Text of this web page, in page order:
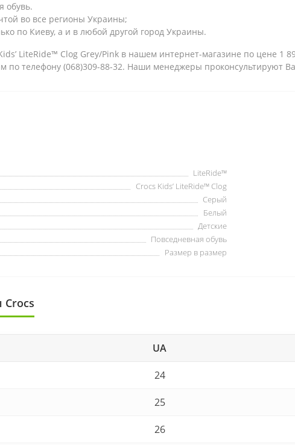
обувь.
во все регионы Украины;
по Киеву, а и в любой другой город Украины.
LiteRide™ Clog Grey/Pink в нашем интернет-магазине по цене 1
по телефону (068)309-88-32. Наши менеджеры проконсультируют
LiteRide™
Crocs Kids’ LiteRide™ Clog
Серый
Белый
Детские
Повседневная обувь
Размер в размер
Crocs
UA
24
25
26